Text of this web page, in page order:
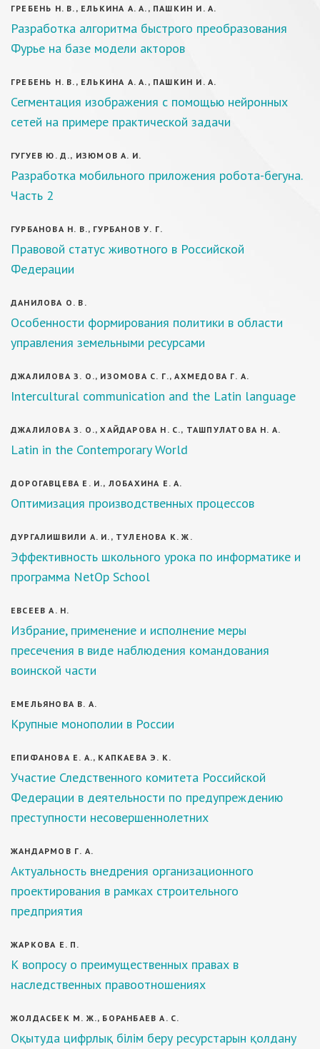
ГРЕБЕНЬ Н. В., ЕЛЬКИНА А. А., ПАШКИН И. А.
Разработка алгоритма быстрого преобразования
Фурье на базе модели акторов
ГРЕБЕНЬ Н. В., ЕЛЬКИНА А. А., ПАШКИН И. А.
Сегментация изображения с помощью нейронных
сетей на примере практической задачи
ГУГУЕВ Ю. Д., ИЗЮМОВ А. И.
Разработка мобильного приложения робота-бегуна.
Часть 2
ГУРБАНОВА Н. В., ГУРБАНОВ У. Г.
Правовой статус животного в Российской
Федерации
ДАНИЛОВА О. В.
Особенности формирования политики в области
управления земельными ресурсами
ДЖАЛИЛОВА З. О., ИЗОМОВА С. Г., АХМЕДОВА Г. А.
Intercultural communication and the Latin language
ДЖАЛИЛОВА З. О., ХАЙДАРОВА Н. С., ТАШПУЛАТОВА Н. А.
Latin in the Contemporary World
ДОРОГАВЦЕВА Е. И., ЛОБАХИНА Е. А.
Оптимизация производственных процессов
ДУРГАЛИШВИЛИ А. И., ТУЛЕНОВА К. Ж.
Эффективность школьного урока по информатике и
программа NetOp School
ЕВСЕЕВ А. Н.
Избрание, применение и исполнение меры
пресечения в виде наблюдения командования
воинской части
ЕМЕЛЬЯНОВА В. А.
Крупные монополии в России
ЕПИФАНОВА Е. А., КАПКАЕВА Э. К.
Участие Следственного комитета Российской
Федерации в деятельности по предупреждению
преступности несовершеннолетних
ЖАНДАРМОВ Г. А.
Актуальность внедрения организационного
проектирования в рамках строительного
предприятия
ЖАРКОВА Е. П.
К вопросу о преимущественных правах в
наследственных правоотношениях
ЖОЛДАСБЕК М. Ж., БОРАНБАЕВ А. С.
Оқытуда цифрлық білім беру ресурстарын қолдану